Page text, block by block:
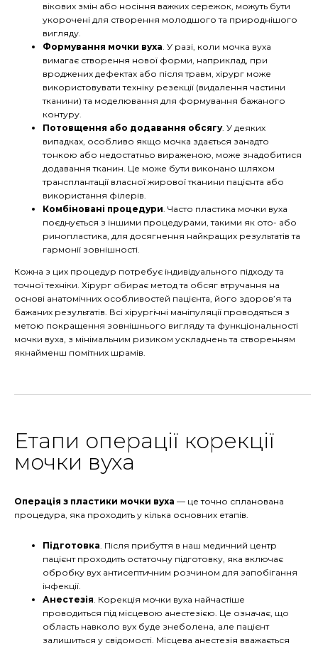
вікових змін або носіння важких сережок, можуть бути
укорочені для створення молодшого та природнішого
вигляду.
Формування мочки вуха. У разі, коли мочка вуха
вимагає створення нової форми, наприклад, при
вроджених дефектах або після травм, хірург може
використовувати техніку резекції (видалення частини
тканини) та моделювання для формування бажаного
контуру.
Потовщення або додавання обсягу. У деяких
випадках, особливо якщо мочка здається занадто
тонкою або недостатньо вираженою, може знадобитися
додавання тканин. Це може бути виконано шляхом
трансплантації власної жирової тканини пацієнта або
використання філерів.
Комбіновані процедури. Часто пластика мочки вуха
поєднується з іншими процедурами, такими як ото- або
ринопластика, для досягнення найкращих результатів та
гармонії зовнішності.
Кожна з цих процедур потребує індивідуального підходу та
точної техніки. Хірург обирає метод та обсяг втручання на
основі анатомічних особливостей пацієнта, його здоров’я та
бажаних результатів. Всі хірургічні маніпуляції проводяться з
метою покращення зовнішнього вигляду та функціональності
мочки вуха, з мінімальним ризиком ускладнень та створенням
якнайменш помітних шрамів.
Етапи операції корекції
мочки вуха
Операція з пластики мочки вуха — це точно спланована
процедура, яка проходить у кілька основних етапів.
Підготовка. Після прибуття в наш медичний центр
пацієнт проходить остаточну підготовку, яка включає
обробку вух антисептичним розчином для запобігання
інфекції.
Анестезія. Корекція мочки вуха найчастіше
проводиться під місцевою анестезією. Це означає, що
область навколо вух буде знеболена, але пацієнт
залишиться у свідомості. Місцева анестезія вважається